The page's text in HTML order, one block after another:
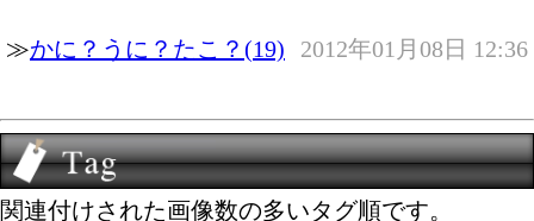
≫かに？うに？たこ？(19) 2012年01月08日 12:36
関連付けされた画像数の多いタグ順です。